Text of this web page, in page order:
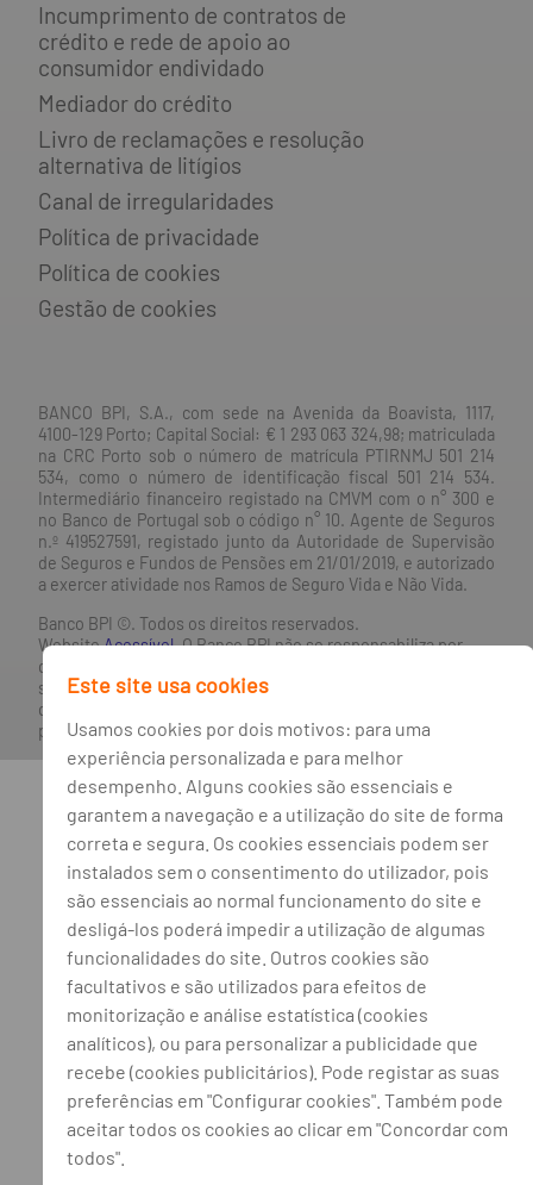
Incumprimento de contratos de
crédito e rede de apoio ao
consumidor endividado
Mediador do crédito
Livro de reclamações e resolução
alternativa de litígios
Canal de irregularidades
Política de privacidade
Política de cookies
Gestão de cookies
BANCO BPI, S.A., com sede na Avenida da Boavista, 1117,
4100-129 Porto; Capital Social: € 1 293 063 324,98; matriculada
na CRC Porto sob o número de matrícula PTIRNMJ 501 214
534, como o número de identificação fiscal 501 214 534.
Intermediário financeiro registado na CMVM com o n° 300 e
no Banco de Portugal sob o código n° 10. Agente de Seguros
n.º 419527591, registado junto da Autoridade de Supervisão
de Seguros e Fundos de Pensões em 21/01/2019, e autorizado
a exercer atividade nos Ramos de Seguro Vida e Não Vida.
Banco BPI ©. Todos os direitos reservados.
WebsiteAcessível.O Banco BPI não se responsabiliza por
quaisquer traduções do site efetuadas através do browser,
sendo a versão em língua portuguesa a única versão oficial,
que prevalecerá em qualquer caso. Este site encontra-se em
processo de adoção do novo acordo ortográfico.
Este site usa cookies
Usamos cookies por dois motivos: para uma
experiência personalizada e para melhor
desempenho. Alguns cookies são essenciais e
garantem a navegação e a utilização do site de forma
correta e segura. Os cookies essenciais podem ser
instalados sem o consentimento do utilizador, pois
são essenciais ao normal funcionamento do site e
desligá-los poderá impedir a utilização de algumas
funcionalidades do site. Outros cookies são
facultativos e são utilizados para efeitos de
monitorização e análise estatística (cookies
analíticos), ou para personalizar a publicidade que
recebe (cookies publicitários). Pode registar as suas
preferências em "Configurar cookies". Também pode
aceitar todos os cookies ao clicar em "Concordar com
todos".